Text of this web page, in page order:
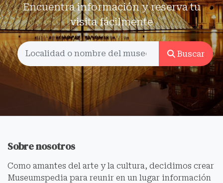
Encuentra información y reserva tu
visita fácilmente
Buscar
Sobre nosotros
Como amantes del arte y la cultura, decidimos crear
Museumspedia para reunir en un lugar información